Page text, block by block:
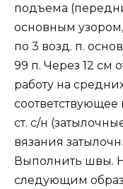
подъема
основным
по 3 возд. п.
99 п. Через 12 см
работу на
соответствующее
ст. с/н
вязания
Выполнить швы.
следующим